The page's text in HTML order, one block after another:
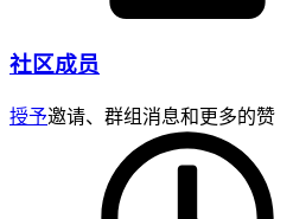
社区成员
授予邀请、群组消息和更多的赞